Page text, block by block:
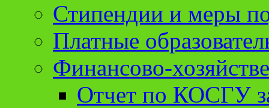
Стипендии и меры
Платные
Финансово-
Отчет по КОСГУ